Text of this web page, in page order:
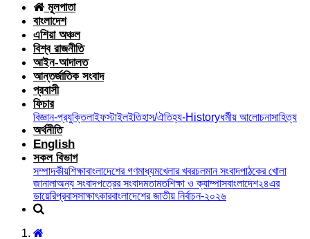
মূলপাতা
বাংলাদেশ
এশিয়া অঞ্চল
বিশ্ব রাজনীতি
আইন-আদালত
আন্তর্জাতিক সংবাদ
প্রবাসী
ফিচার
বিজ্ঞান-প্রযুক্তিলাইফস্টাইলইতিহাস/ঐতিহ্য-Historyধর্মীয় আলোচনাসাহিত্য
অর্থনীতি
English
সকল বিভাগ
সম্পাদকীয়শিক্ষাবাংলাদেশের গণমাধ্যমখেলার খবরচলমান সংবাদপাঠকের খোলা
জানালাঅন্য সংবাদপত্রের সংবাদমতামতশিক্ষা ও ক্যাম্পাসবাংলাদেশ২৪এর
ডায়েরিপ্রবাসসাক্ষাৎকারবাংলাদেশের জাতীয় নির্বাচন-২০২৬